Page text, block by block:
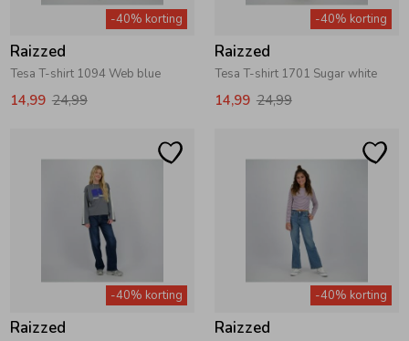
-40% korting
Raizzed
Tesa T-shirt 1094 Web blue
14,99 24,99
-40% korting
Raizzed
Tesa T-shirt 1701 Sugar white
14,99 24,99
-40% korting
Raizzed
-40% korting
Raizzed